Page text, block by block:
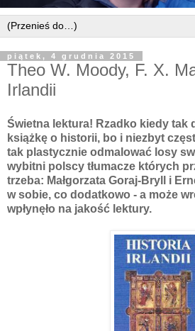
piątek, 4 grudnia 2015
Theo W. Moody, F. X.
Irlandii
Świetna lektura! Rzadko kiedy tak
książkę o historii, bo i niezbyt
tak plastycznie odmalować losy
wybitni polscy tłumacze których
trzeba: Małgorzata Goraj-Bryll i
w sobie, co dodatkowo - a może
wpłynęło na jakość lektury.